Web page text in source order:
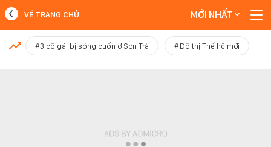
MỚI NHẤT
VỀ TRANG CHỦ MỚI NHẤT
#3 cô gái bị sóng cuốn ở Sơn Trà #Đô thị Thế hệ mới